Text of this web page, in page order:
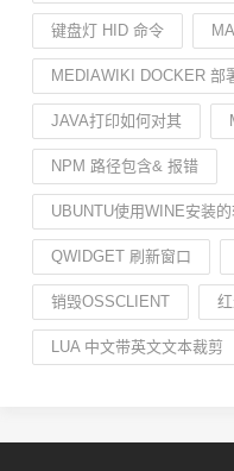
键盘灯 HID 命令
MEDIAWIKI DOCKER 部
JAVA打印如何对其
NPM 路径包含& 报错
UBUNTU使用WINE安装
QWIDGET 刷新窗口
销毁OSSCLIENT
LUA 中文带英文文本裁剪